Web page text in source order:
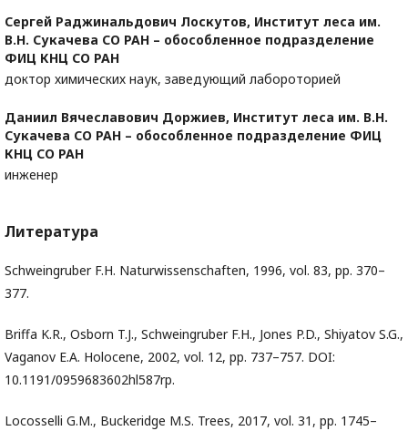
Сергей Раджинальдович Лоскутов, Институт леса им.
В.Н. Сукачева СО РАН – обособленное подразделение
ФИЦ КНЦ СО РАН
доктор химических наук, заведующий лабороторией
Даниил Вячеславович Доржиев, Институт леса им. В.Н.
Сукачева СО РАН – обособленное подразделение ФИЦ
КНЦ СО РАН
инженер
Литература
Schweingruber F.H. Naturwissenschaften, 1996, vol. 83, pp. 370–
377.
Briffa K.R., Osborn T.J., Schweingruber F.H., Jones P.D., Shiyatov S.G.,
Vaganov E.A. Holocene, 2002, vol. 12, pр. 737–757. DOI:
10.1191/0959683602hl587rp.
Locosselli G.M., Buckeridge M.S. Trees, 2017, vol. 31, pр. 1745–